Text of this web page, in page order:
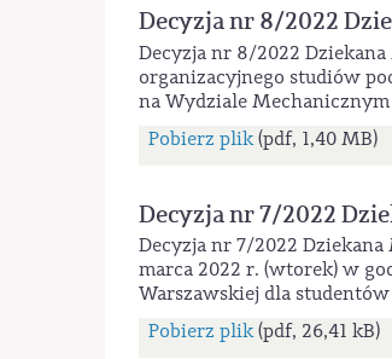
Decyzja nr 8/2022
Decyzja nr 8/2022
organizacyjnego studiów
na Wydziale
Pobierz plik(pdf, 1,40 MB)
Decyzja nr 7/2022
Decyzja nr 7/2022
marca 2022 r. (wtorek) w
Warszawskiej dla
Pobierz plik(pdf, 26,41 kB)